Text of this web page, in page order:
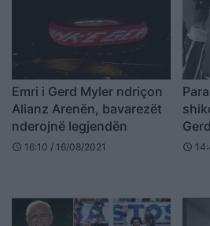
Emri i Gerd Myler ndriçon
Alianz Arenën, bavarezët
nderojnë legjendën
schedule 16:10 / 16/08/2021 schedule